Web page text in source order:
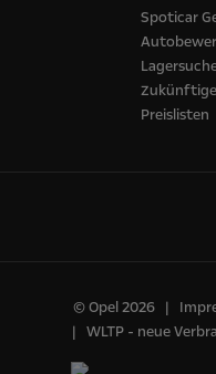
Spoticar
Preislisten
© Opel 2026
WLTP - neue